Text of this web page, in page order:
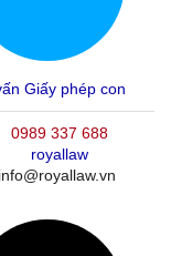
Giấy phép con
0989 337 688
royallaw
info@royallaw.vn